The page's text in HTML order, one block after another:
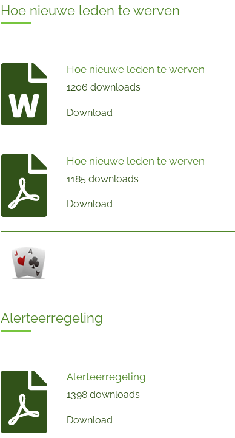
Hoe nieuwe leden te werven
Hoe nieuwe leden te werven
1206 downloads
Download
Hoe nieuwe leden te werven
1185 downloads
Download
Alerteerregeling
Alerteerregeling
1398 downloads
Download